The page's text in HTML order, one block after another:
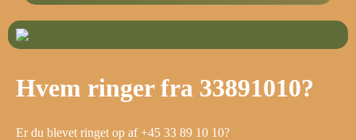
Hvem ringer fra 33891010?
Er du blevet ringet op af +45 33 89 10 10?